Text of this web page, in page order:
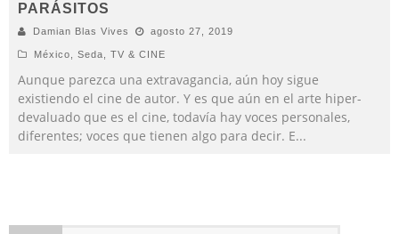
PARÁSITOS
Damian Blas Vives agosto 27, 2019
México Seda TV & CINE
Aunque parezca una extravagancia, aún hoy sigue
existiendo el cine de autor. Y es que aún en el arte hiper-
devaluado que es el cine, todavía hay voces personales,
diferentes; voces que tienen algo para decir. E...